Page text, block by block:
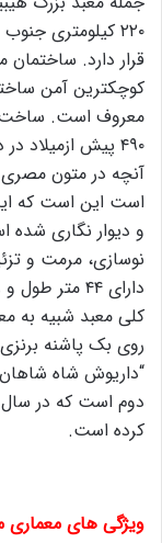
قرار دارد.
کوچکترین آمن
۴۹۰ پیش
آنچه در متون
است این است که
و دیوار نگاری
نوسازی، مرمت و
کلی معبد شبیه به
روی بک پاشنه
“داریوش شاه
کرده است.
ویژگی های